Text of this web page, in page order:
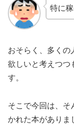
特に
おそらく、多くの
欲しいと考えつつ
す。
そこで今回は、そ
かれた本がありま